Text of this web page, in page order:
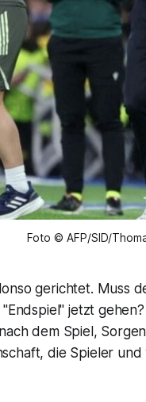
Foto © AFP/SID/
gerichtet. Muss
jetzt
dem Spiel,
die Spieler